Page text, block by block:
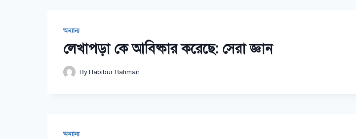
অন্যান্য
লেখাপড়া কে আবিষ্কার করেছে: সেরা জ্ঞান
ByHabibur Rahman
অন্যান্য